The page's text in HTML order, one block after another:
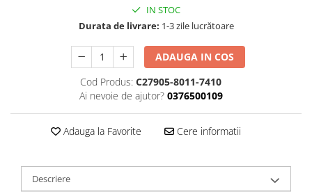
IN STOC
Durata de livrare: 1-3 zile lucrătoare
ADAUGA IN COS
Cod Produs: C27905-8011-7410
Ai nevoie de ajutor? 0376500109
Adauga la Favorite Cere informatii
Descriere